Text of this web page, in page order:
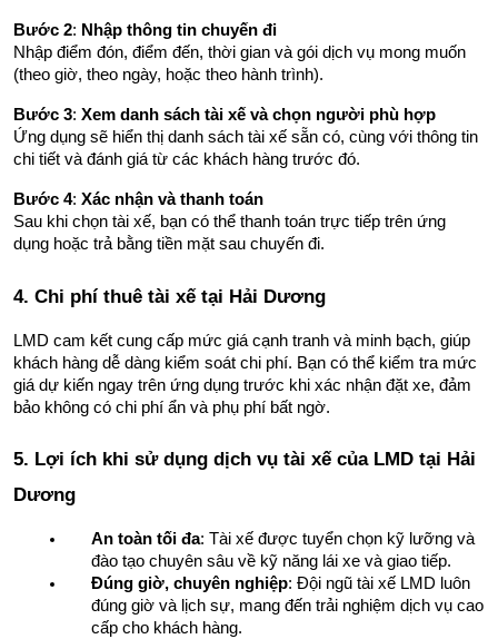
Bước 2: Nhập thông tin chuyến đi
Nhập điểm đón, điểm đến, thời gian và gói dịch vụ mong muốn
(theo giờ, theo ngày, hoặc theo hành trình).
Bước 3: Xem danh sách tài xế và chọn người phù hợp
Ứng dụng sẽ hiển thị danh sách tài xế sẵn có, cùng với thông tin
chi tiết và đánh giá từ các khách hàng trước đó.
Bước 4: Xác nhận và thanh toán
Sau khi chọn tài xế, bạn có thể thanh toán trực tiếp trên ứng
dụng hoặc trả bằng tiền mặt sau chuyến đi.
4. Chi phí thuê tài xế tại Hải Dương
LMD cam kết cung cấp mức giá cạnh tranh và minh bạch, giúp
khách hàng dễ dàng kiểm soát chi phí. Bạn có thể kiểm tra mức
giá dự kiến ngay trên ứng dụng trước khi xác nhận đặt xe, đảm
bảo không có chi phí ẩn và phụ phí bất ngờ.
5. Lợi ích khi sử dụng dịch vụ tài xế của LMD tại Hải
Dương
An toàn tối đa: Tài xế được tuyển chọn kỹ lưỡng và
đào tạo chuyên sâu về kỹ năng lái xe và giao tiếp.
Đúng giờ, chuyên nghiệp: Đội ngũ tài xế LMD luôn
đúng giờ và lịch sự, mang đến trải nghiệm dịch vụ cao
cấp cho khách hàng.